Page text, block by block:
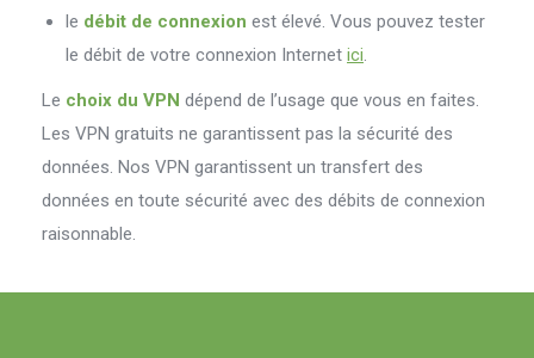
le débit de connexion est élevé. Vous pouvez tester
le débit de votre connexion Internet ici.
Le choix du VPN dépend de l’usage que vous en faites.
Les VPN gratuits ne garantissent pas la sécurité des
données. Nos VPN garantissent un transfert des
données en toute sécurité avec des débits de connexion
raisonnable.